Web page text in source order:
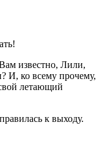
известно, Лили,
И, ко всему прочему,
летающий
к выходу.